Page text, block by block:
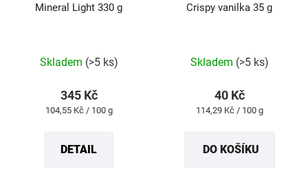
Mineral Light 330 g
hodnocení
je
5
Skladem (>5 ks)
345 Kč
Měrná
104,55 Kč / 100 g
DETAIL
Crispy vanilka 35 g
hodnocení
je
5
Skladem (>5 ks)
40 Kč
Měrná
114,29 Kč / 100 g
DO KOŠÍKU